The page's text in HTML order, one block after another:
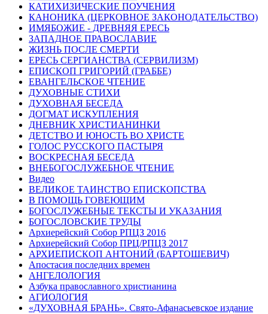
КАТИХИЗИЧЕСКИЕ ПОУЧЕНИЯ
КАНОНИКА (ЦЕРКОВНОЕ ЗАКОНОДАТЕЛЬСТВО)
ИМЯБОЖИЕ - ДРЕВНЯЯ ЕРЕСЬ
ЗАПАДНОЕ ПРАВОСЛАВИЕ
ЖИЗНЬ ПОСЛЕ СМЕРТИ
ЕРЕСЬ СЕРГИАНСТВА (СЕРВИЛИЗМ)
ЕПИСКОП ГРИГОРИЙ (ГРАББЕ)
ЕВАНГЕЛЬСКОЕ ЧТЕНИЕ
ДУХОВНЫЕ СТИХИ
ДУХОВНАЯ БЕСЕДА
ДОГМАТ ИСКУПЛЕНИЯ
ДНЕВНИК ХРИСТИАНИНКИ
ДЕТСТВО И ЮНОСТЬ ВО ХРИСТЕ
ГОЛОС РУССКОГО ПАСТЫРЯ
ВОСКРЕСНАЯ БЕСЕДА
ВНЕБОГОСЛУЖЕБНОЕ ЧТЕНИЕ
Видео
ВЕЛИКОЕ ТАИНСТВО ЕПИСКОПСТВА
В ПОМОЩЬ ГОВЕЮЩИМ
БОГОСЛУЖЕБНЫЕ ТЕКСТЫ И УКАЗАНИЯ
БОГОСЛОВСКИЕ ТРУДЫ
Архиерейский Собор РПЦЗ 2016
Архиерейский Собор ПРЦ/РПЦЗ 2017
АРХИЕПИСКОП АНТОНИЙ (БАРТОШЕВИЧ)
Апостасия последних времен
АНГЕЛОЛОГИЯ
Азбука православного христианина
АГИОЛОГИЯ
«ДУХОВНАЯ БРАНЬ». Свято-Афанасьевское издание